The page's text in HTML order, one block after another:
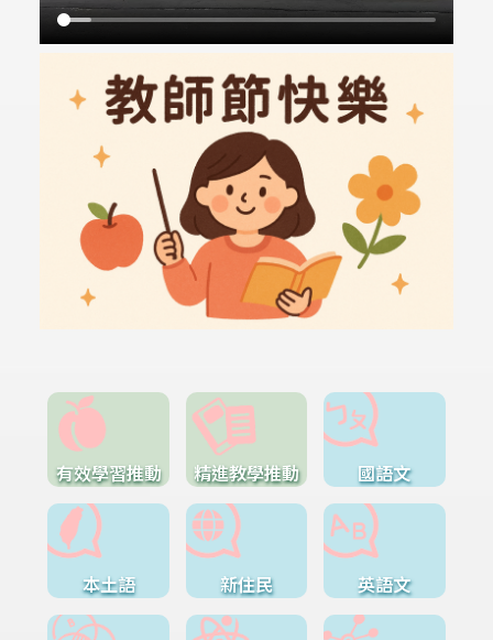
有效學習推動 精進教學推動 國語文
本土語 新住民 英語文